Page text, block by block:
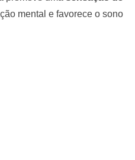
mental e favorece o sono